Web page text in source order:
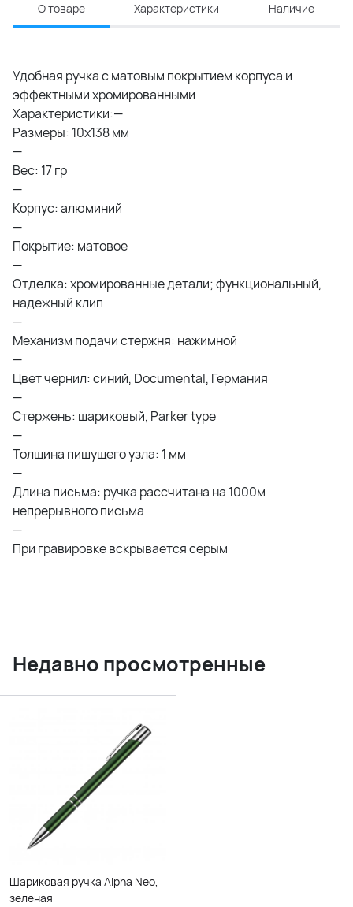
О товаре Характеристики Наличие
Удобная ручка с матовым покрытием корпуса и
эффектными хромированными
Характеристики:—
Размеры: 10x138 мм
—
Вес: 17 гр
—
Корпус: алюминий
—
Покрытие: матовое
—
Отделка: хромированные детали; функциональный,
надежный клип
—
Механизм подачи стержня: нажимной
—
Цвет чернил: синий, Documental, Германия
—
Стержень: шариковый, Parker type
—
Толщина пишущего узла: 1 мм
—
Длина письма: ручка рассчитана на 1000м
непрерывного письма
—
При гравировке вскрывается серым
Недавно просмотренные
Шариковая ручка Alpha Neo,
зеленая